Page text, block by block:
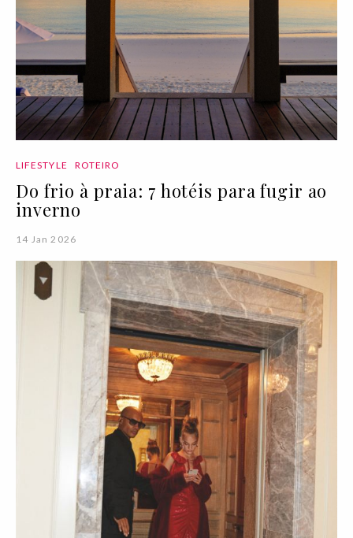
LIFESTYLE ROTEIRO
Do frio à praia: 7 hotéis para fugir ao
inverno
14 Jan 2026